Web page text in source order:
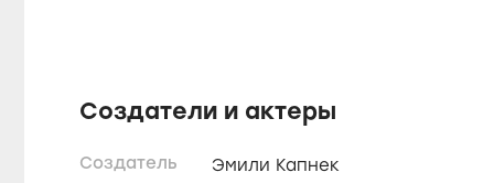
Создатели и актеры
Создатель Эмили Капнек